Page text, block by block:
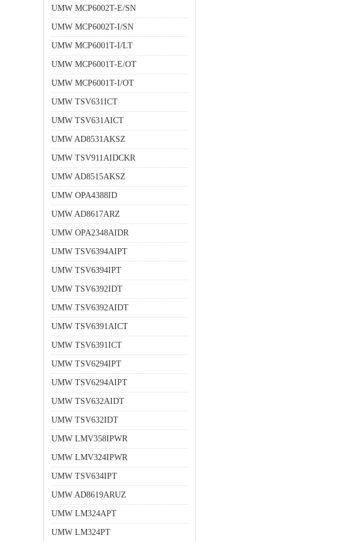
UMW MCP6002T-E/SN
UMW MCP6002T-I/SN
UMW MCP6001T-I/LT
UMW MCP6001T-E/OT
UMW MCP6001T-I/OT
UMW TSV631ICT
UMW TSV631AICT
UMW AD8531AKSZ
UMW TSV911AIDCKR
UMW AD8515AKSZ
UMW OPA4388ID
UMW AD8617ARZ
UMW OPA2348AIDR
UMW TSV6394AIPT
UMW TSV6394IPT
UMW TSV6392IDT
UMW TSV6392AIDT
UMW TSV6391AICT
UMW TSV6391ICT
UMW TSV6294IPT
UMW TSV6294AIPT
UMW TSV632AIDT
UMW TSV632IDT
UMW LMV358IPWR
UMW LMV324IPWR
UMW TSV634IPT
UMW AD8619ARUZ
UMW LM324APT
UMW LM324PT